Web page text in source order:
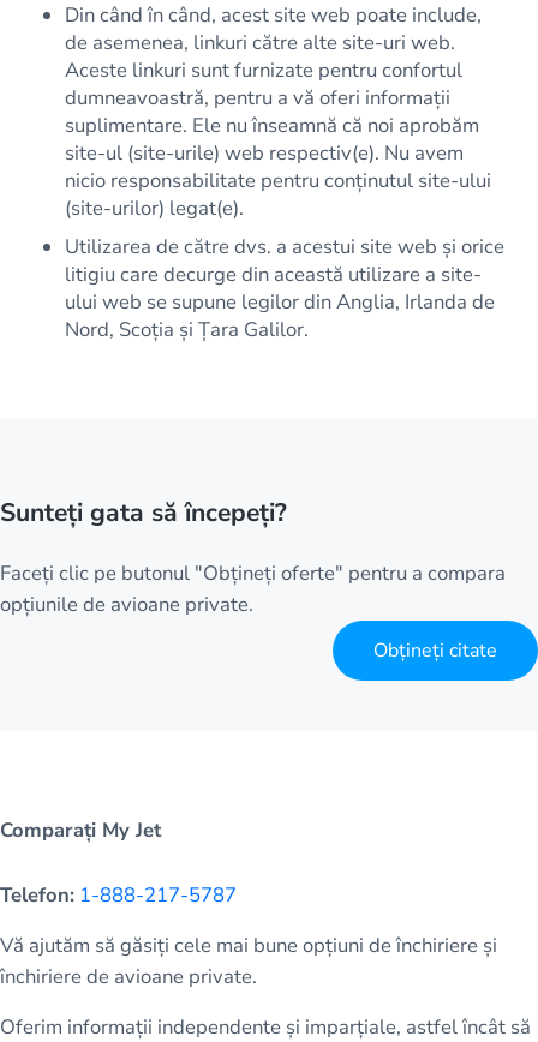
Din când în când, acest site web poate include,
de asemenea, linkuri către alte site-uri web.
Aceste linkuri sunt furnizate pentru confortul
dumneavoastră, pentru a vă oferi informații
suplimentare. Ele nu înseamnă că noi aprobăm
site-ul (site-urile) web respectiv(e). Nu avem
nicio responsabilitate pentru conținutul site-ului
(site-urilor) legat(e).
Utilizarea de către dvs. a acestui site web și orice
litigiu care decurge din această utilizare a site-
ului web se supune legilor din Anglia, Irlanda de
Nord, Scoția și Țara Galilor.
Sunteți gata să începeți?
Faceți clic pe butonul "Obțineți oferte" pentru a compara
opțiunile de avioane private.
Obțineți citate
Comparați My Jet
Telefon: 1-888-217-5787
Vă ajutăm să găsiți cele mai bune opțiuni de închiriere și
închiriere de avioane private.
Oferim informații independente și imparțiale, astfel încât să